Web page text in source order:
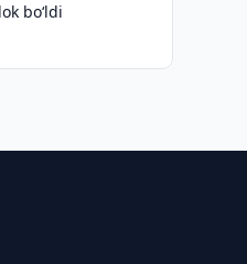
bo‘ldi